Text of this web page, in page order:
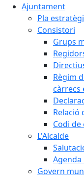
Ajuntament
Pla
Consistori
Grups
Règim
càrrecs
Relació
Codi
L'Alcalde
Agenda
Govern